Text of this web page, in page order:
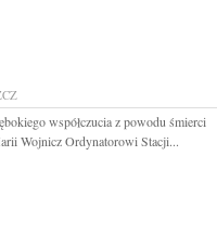
współczucia z powodu śmierci
Wojnicz Ordynatorowi Stacji...